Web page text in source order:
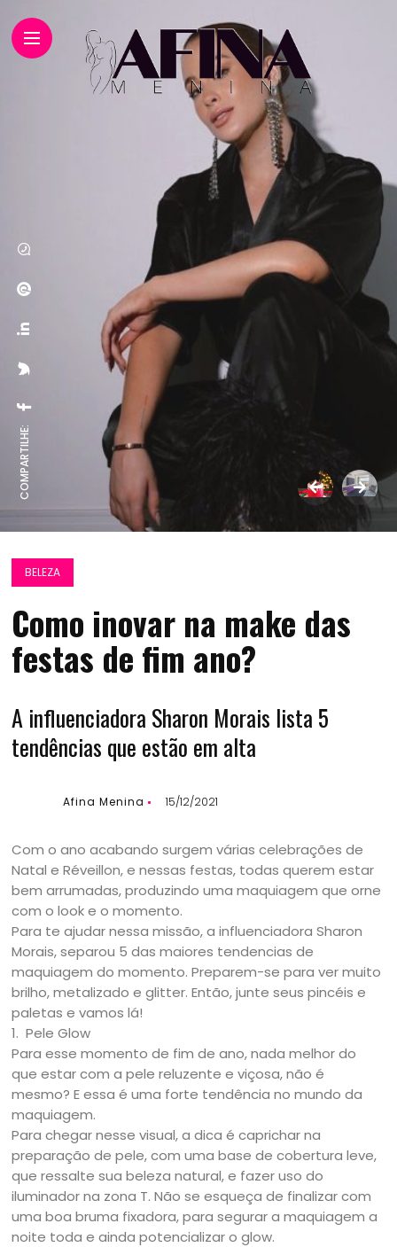
COMPARTILHE:
BELEZA
Como inovar na make das
festas de fim ano?
A influenciadora Sharon Morais lista 5
tendências que estão em alta
Afina Menina 15/12/2021
Com o ano acabando surgem várias celebrações de
Natal e Réveillon, e nessas festas, todas querem estar
bem arrumadas, produzindo uma maquiagem que orne
com o look e o momento.
Para te ajudar nessa missão, a influenciadora Sharon
Morais, separou 5 das maiores tendencias de
maquiagem do momento. Preparem-se para ver muito
brilho, metalizado e glitter. Então, junte seus pincéis e
paletas e vamos lá!
1. Pele Glow
Para esse momento de fim de ano, nada melhor do
que estar com a pele reluzente e viçosa, não é
mesmo? E essa é uma forte tendência no mundo da
maquiagem.
Para chegar nesse visual, a dica é caprichar na
preparação de pele, com uma base de cobertura leve,
que ressalte sua beleza natural, e fazer uso do
iluminador na zona T. Não se esqueça de finalizar com
uma boa bruma fixadora, para segurar a maquiagem a
noite toda e ainda potencializar o glow.